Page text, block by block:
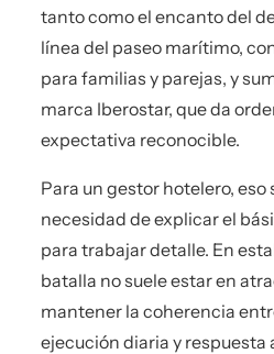
tanto como el encanto del
línea del paseo marítimo,
para familias y parejas, y
marca Iberostar, que da
expectativa reconocible.
Para un gestor hotelero,
necesidad de explicar el
para trabajar detalle. En
batalla no suele estar en
mantener la coherencia
ejecución diaria y respuesta